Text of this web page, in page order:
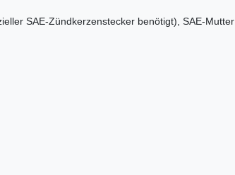
SAE-Zündkerzenstecker benötigt), SAE-Mutter